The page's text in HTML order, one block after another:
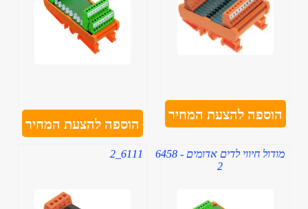
הוספה להצעת המחיר
הוספה להצעת המחיר
מודול חיווי לדים אדומים - 6458
2
6111_2